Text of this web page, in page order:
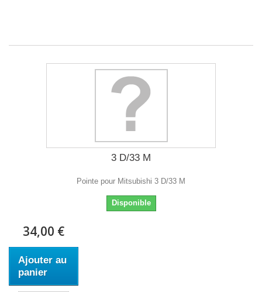
3 D/33 M
Pointe pour Mitsubishi 3 D/33 M
Disponible
34,00 €
Ajouter au
panier